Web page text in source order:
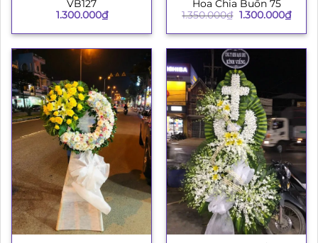
VB127
1.300.000₫
Hoa Chia Buồn 75
1.350.000₫ Giá
là:
1.300.000₫Giá
hiện
tại